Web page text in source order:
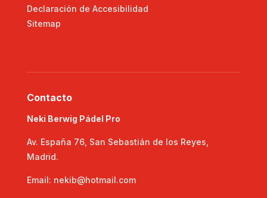
Declaración de Accesibilidad
Sitemap
Contacto
Neki Berwig Pádel Pro
Av. España 76, San Sebastián de los Reyes,
Madrid.
Email: nekib@hotmail.com